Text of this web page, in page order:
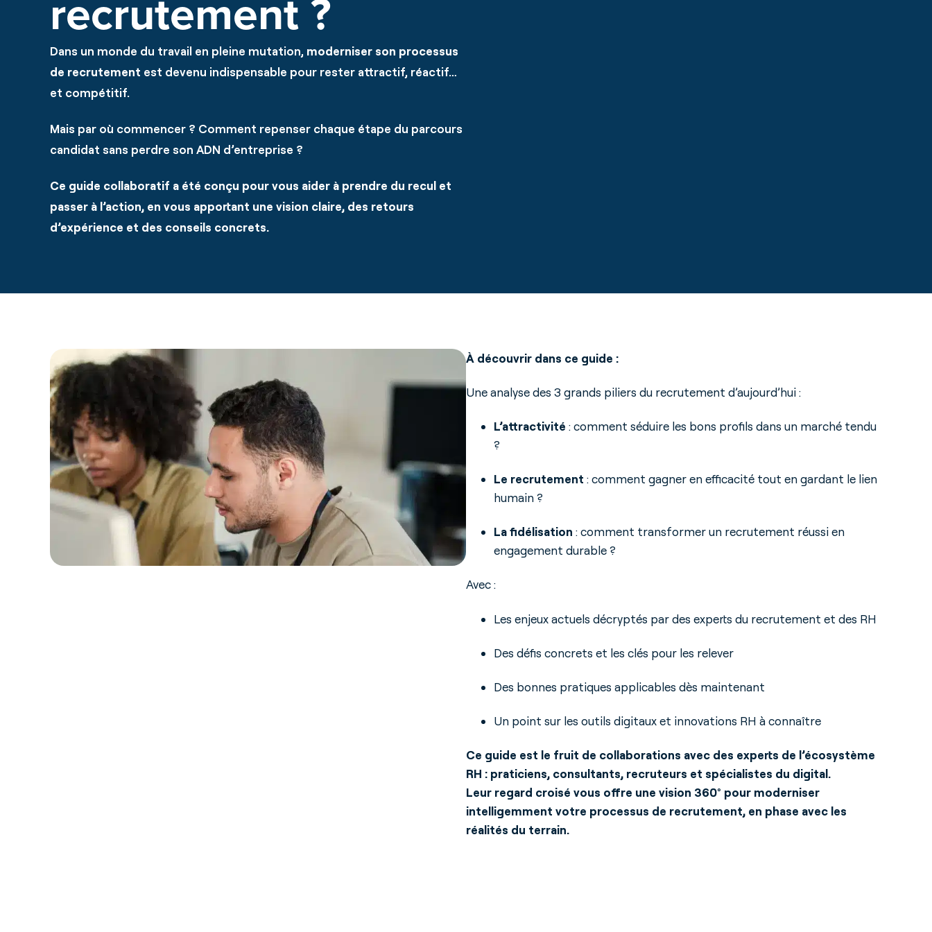
Dans un monde du travail en pleine mutation, moderniser son processus
de recrutement est devenu indispensable pour rester attractif, réactif…
et compétitif.
Mais par où commencer ? Comment repenser chaque étape du parcours
candidat sans perdre son ADN d’entreprise ?
Ce guide collaboratif a été conçu pour vous aider à prendre du recul et
passer à l’action, en vous apportant une vision claire, des retours
d’expérience et des conseils concrets.
À découvrir dans ce guide :
Une analyse des 3 grands piliers du recrutement d’aujourd’hui :
L’attractivité : comment séduire les bons profils dans un marché tendu
?
Le recrutement : comment gagner en efficacité tout en gardant le lien
humain ?
La fidélisation : comment transformer un recrutement réussi en
engagement durable ?
Avec :
Les enjeux actuels décryptés par des experts du recrutement et des RH
Des défis concrets et les clés pour les relever
Des bonnes pratiques applicables dès maintenant
Un point sur les outils digitaux et innovations RH à connaître
Ce guide est le fruit de collaborations avec des experts de l’écosystème
RH : praticiens, consultants, recruteurs et spécialistes du digital.
Leur regard croisé vous offre une vision 360° pour moderniser
intelligemment votre processus de recrutement, en phase avec les
réalités du terrain.